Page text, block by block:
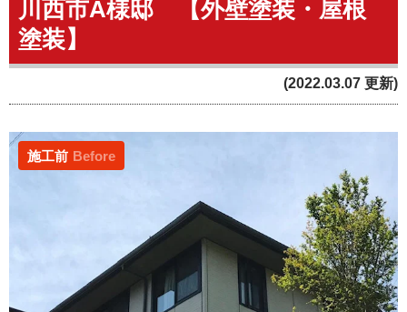
川西市A様邸 【外壁塗装・屋根
塗装】
(2022.03.07 更新)
施工前 Before